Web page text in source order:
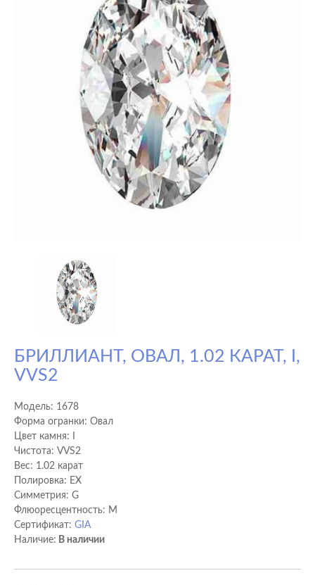
БРИЛЛИАНТ, ОВАЛ, 1.02 КАРАТ, I,
VVS2
Модель: 1678
Форма огранки: Овал
Цвет камня: I
Чистота: VVS2
Вес: 1.02 карат
Полировка: EX
Cимметрия: G
Флюоресцентность: M
Сертификат: GIA
Наличие: В наличии